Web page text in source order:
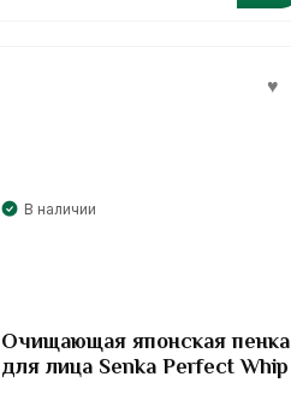
В наличии
Очищающая японская пенка
для лица Senka Perfect Whip